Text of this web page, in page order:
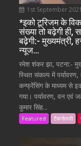
1st September 2021
*इको टूरिजम के
संख्या तो बढ़ेगी ही,
बढ़ेगी:- मुख्यमंत्री,
न्यूज…
रमेश शंकर झा, पटना:-
स्थित संकल्प में पर्यावरण,
कन्फ्रेंसिंग के माध्यम से
गया। पर्यावरण, वन एवं
कुमार सिंह...
Featured टैकनोलजी